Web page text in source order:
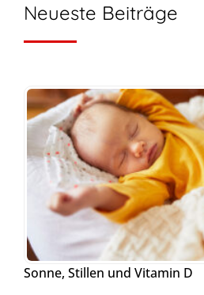
Neueste Beiträge
Sonne, Stillen und Vitamin D